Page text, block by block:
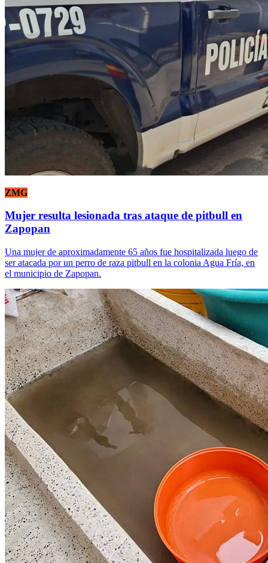
ZMG
Mujer resulta lesionada tras ataque de pitbull en
Zapopan
Una mujer de aproximadamente 65 años fue hospitalizada luego de
ser atacada por un perro de raza pitbull en la colonia Agua Fría, en
el municipio de Zapopan.